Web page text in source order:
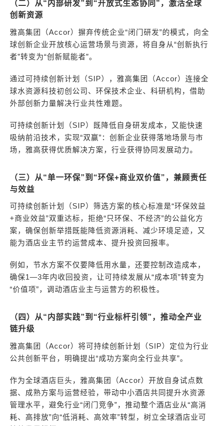
（二）从“内部研发”到“开放式生态协同”，激活全球
创新资源
雅高集团（Accor）摒弃传统企业“闭门研发”的模式，向全
球创新企业开放核心运营场景与资源，将自身从“创新执行
者”转变为“创新赋能者”。
通过可持续创新计划（SIP），雅高集团（Accor）连接全
球水资源科技初创公司、环保技术企业、科研机构，借助
外部创新力量解决行业共性难题。
可持续创新计划（SIP）既降低自身研发成本，又能快速
吸纳前沿技术，实现“双赢”：创新企业获得落地场景与市
场，雅高获得优质解决方案，行业获得协同发展动力。
（三）从“单一环保”到“环保+商业双价值”，兼顾责任
与效益
可持续创新计划（SIP）筛选方案的核心标准是“环保效益
+商业效益”双重达标，拒绝“只环保、不经济”的公益化方
案，确保创新举措既能降低资源消耗、减少环境足迹，又
能为酒店业主节约运营成本、提升投资回报率。
例如，节水方案不仅要降低用水量，还要控制改造成本，
确保1—3年内收回投资，让可持续发展从“成本项”转变为
“价值项”，调动酒店业主与运营方的积极性。
（四）从“内部实践”到“行业标杆引领”，推动全产业
链升级
雅高集团（Accor）将可持续创新计划（SIP）定位为行业
公共创新平台，明确提出“成功方案向全行业共享”。
作为全球酒店巨头，雅高集团（Accor）开放自身试点数
据、成熟方案与运营经验，带动中小酒店共同提升水资源
管理水平，避免行业“闭门竞争”，推动整个酒店业从“高消
耗、高排放”向“低消耗、高效率”转型，树立全球酒店业可